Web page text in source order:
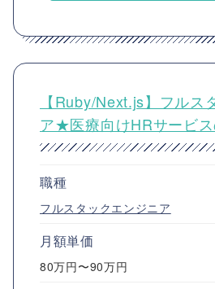
【Ruby/Next.js】フルス
ア★医療向けHRサービ
職種
フルスタックエンジニア
月額単価
80万円〜90万円